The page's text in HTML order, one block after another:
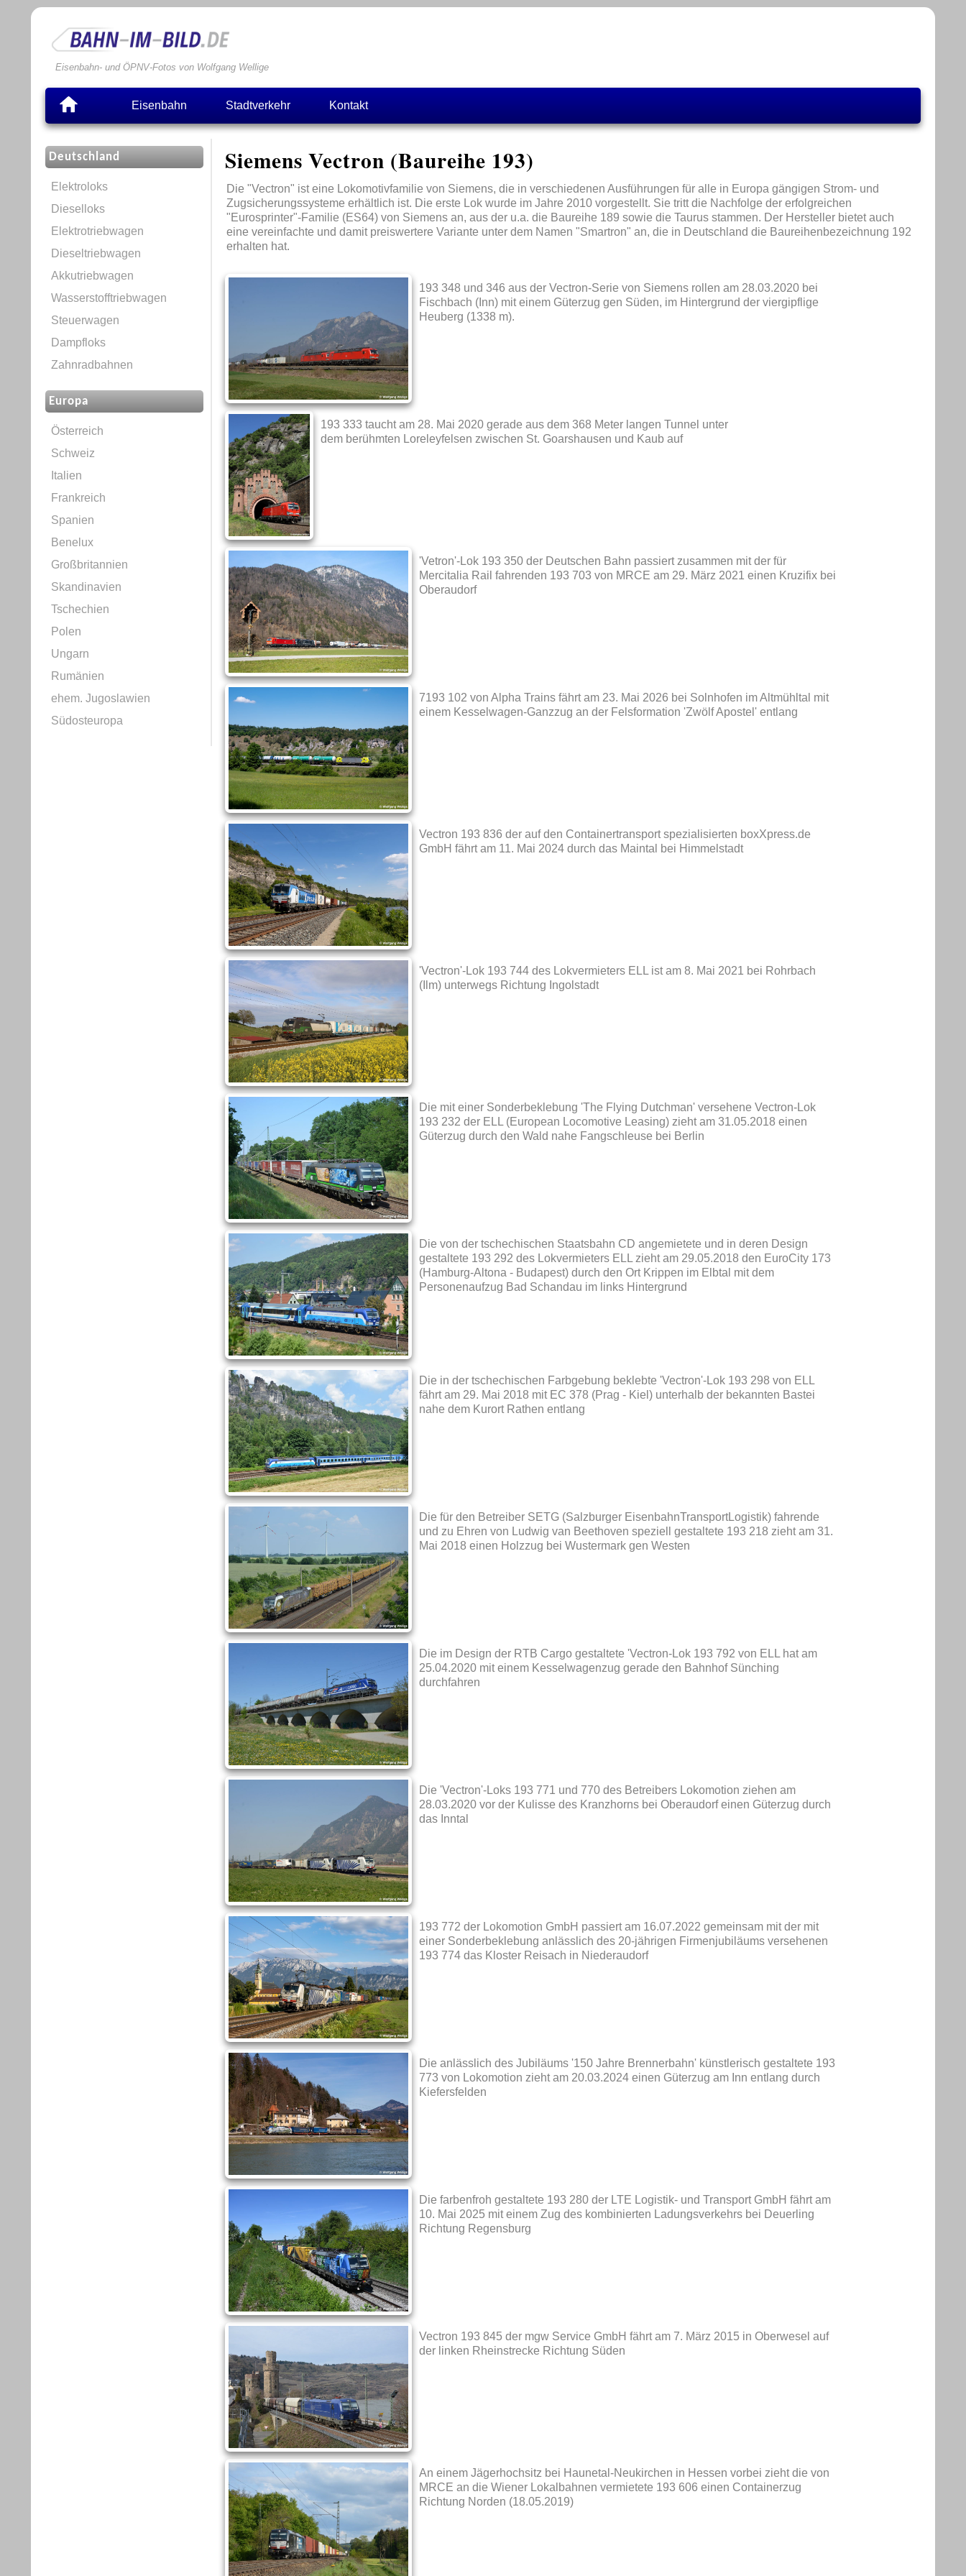
Eisenbahn- und ÖPNV-Fotos von Wolfgang Wellige
Eisenbahn Stadtverkehr Kontakt
Deutschland
Elektroloks
Dieselloks
Elektrotriebwagen
Dieseltriebwagen
Akkutriebwagen
Wasserstofftriebwagen
Steuerwagen
Dampfloks
Zahnradbahnen
Europa
Österreich
Schweiz
Italien
Frankreich
Spanien
Benelux
Großbritannien
Skandinavien
Tschechien
Polen
Ungarn
Rumänien
ehem. Jugoslawien
Südosteuropa
Siemens Vectron (Baureihe 193)
Die "Vectron" ist eine Lokomotivfamilie von Siemens, die in verschiedenen Ausführungen für alle in Europa gängigen Strom- und
Zugsicherungssysteme erhältlich ist. Die erste Lok wurde im Jahre 2010 vorgestellt. Sie tritt die Nachfolge der erfolgreichen
"Eurosprinter"-Familie (ES64) von Siemens an, aus der u.a. die Baureihe 189 sowie die Taurus stammen. Der Hersteller bietet auch
eine vereinfachte und damit preiswertere Variante unter dem Namen "Smartron" an, die in Deutschland die Baureihenbezeichnung 192
erhalten hat.
193 348 und 346 aus der Vectron-Serie von Siemens rollen am 28.03.2020 bei
Fischbach (Inn) mit einem Güterzug gen Süden, im Hintergrund der viergipflige
Heuberg (1338 m).
193 333 taucht am 28. Mai 2020 gerade aus dem 368 Meter langen Tunnel unter
dem berühmten Loreleyfelsen zwischen St. Goarshausen und Kaub auf
'Vetron'-Lok 193 350 der Deutschen Bahn passiert zusammen mit der für
Mercitalia Rail fahrenden 193 703 von MRCE am 29. März 2021 einen Kruzifix bei
Oberaudorf
7193 102 von Alpha Trains fährt am 23. Mai 2026 bei Solnhofen im Altmühltal mit
einem Kesselwagen-Ganzzug an der Felsformation 'Zwölf Apostel' entlang
Vectron 193 836 der auf den Containertransport spezialisierten boxXpress.de
GmbH fährt am 11. Mai 2024 durch das Maintal bei Himmelstadt
'Vectron'-Lok 193 744 des Lokvermieters ELL ist am 8. Mai 2021 bei Rohrbach
(Ilm) unterwegs Richtung Ingolstadt
Die mit einer Sonderbeklebung 'The Flying Dutchman' versehene Vectron-Lok
193 232 der ELL (European Locomotive Leasing) zieht am 31.05.2018 einen
Güterzug durch den Wald nahe Fangschleuse bei Berlin
Die von der tschechischen Staatsbahn CD angemietete und in deren Design
gestaltete 193 292 des Lokvermieters ELL zieht am 29.05.2018 den EuroCity 173
(Hamburg-Altona - Budapest) durch den Ort Krippen im Elbtal mit dem
Personenaufzug Bad Schandau im links Hintergrund
Die in der tschechischen Farbgebung beklebte 'Vectron'-Lok 193 298 von ELL
fährt am 29. Mai 2018 mit EC 378 (Prag - Kiel) unterhalb der bekannten Bastei
nahe dem Kurort Rathen entlang
Die für den Betreiber SETG (Salzburger EisenbahnTransportLogistik) fahrende
und zu Ehren von Ludwig van Beethoven speziell gestaltete 193 218 zieht am 31.
Mai 2018 einen Holzzug bei Wustermark gen Westen
Die im Design der RTB Cargo gestaltete 'Vectron-Lok 193 792 von ELL hat am
25.04.2020 mit einem Kesselwagenzug gerade den Bahnhof Sünching
durchfahren
Die 'Vectron'-Loks 193 771 und 770 des Betreibers Lokomotion ziehen am
28.03.2020 vor der Kulisse des Kranzhorns bei Oberaudorf einen Güterzug durch
das Inntal
193 772 der Lokomotion GmbH passiert am 16.07.2022 gemeinsam mit der mit
einer Sonderbeklebung anlässlich des 20-jährigen Firmenjubiläums versehenen
193 774 das Kloster Reisach in Niederaudorf
Die anlässlich des Jubiläums '150 Jahre Brennerbahn' künstlerisch gestaltete 193
773 von Lokomotion zieht am 20.03.2024 einen Güterzug am Inn entlang durch
Kiefersfelden
Die farbenfroh gestaltete 193 280 der LTE Logistik- und Transport GmbH fährt am
10. Mai 2025 mit einem Zug des kombinierten Ladungsverkehrs bei Deuerling
Richtung Regensburg
Vectron 193 845 der mgw Service GmbH fährt am 7. März 2015 in Oberwesel auf
der linken Rheinstrecke Richtung Süden
An einem Jägerhochsitz bei Haunetal-Neukirchen in Hessen vorbei zieht die von
MRCE an die Wiener Lokalbahnen vermietete 193 606 einen Containerzug
Richtung Norden (18.05.2019)